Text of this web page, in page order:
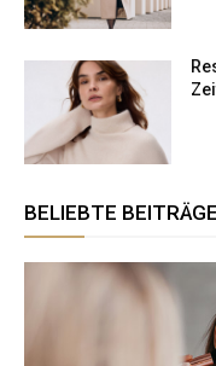
BELIEBTE BEITRÄGE